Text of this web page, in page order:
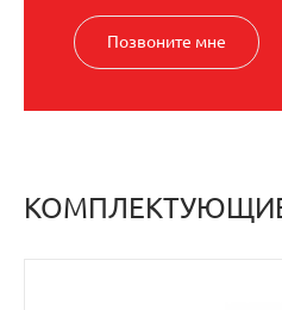
Позвоните мне